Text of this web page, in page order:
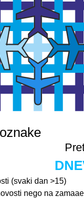
(svaki dan >15)
nego na